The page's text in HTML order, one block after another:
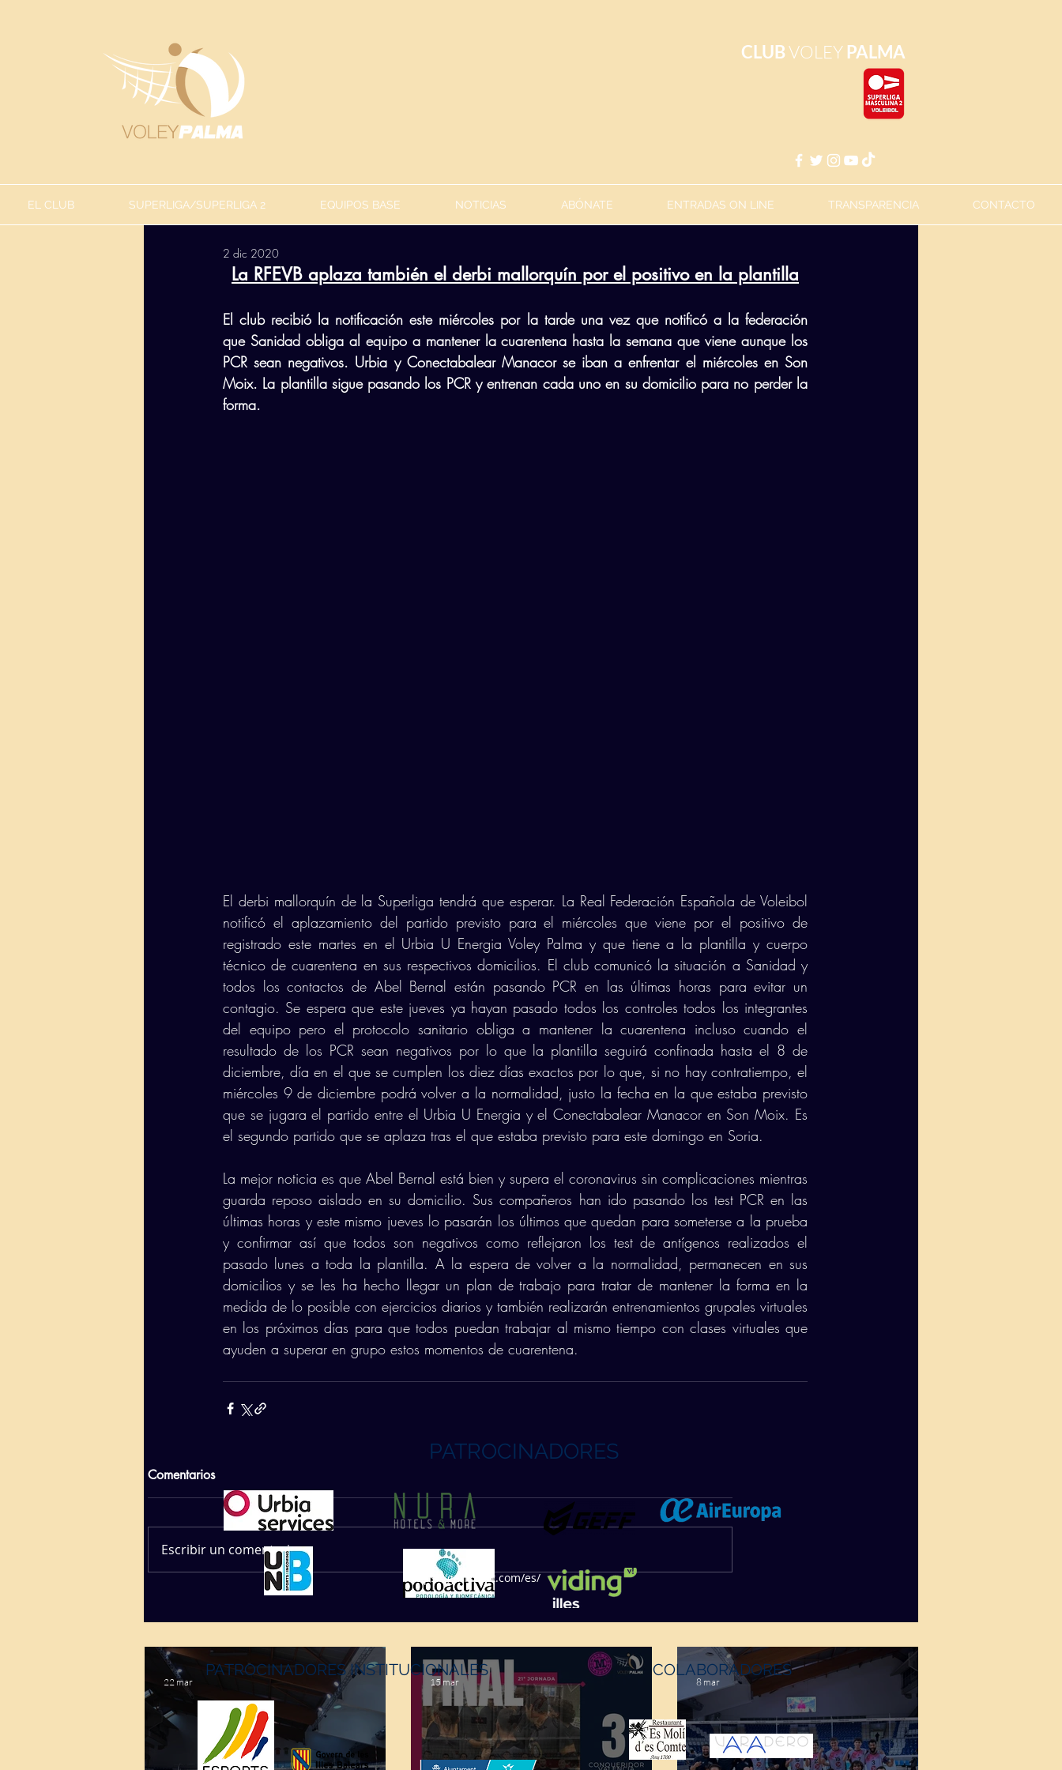
CLUBVOLEY PALMA
EL CLUB SUPERLIGA/SUPERLIGA 2 EQUIPOS BASE NOTICIAS ABÓNATE ENTRADAS ON LINE TRANSPARENCIA CONTACTO
2 dic 2020
La RFEVB aplaza también el derbi mallorquín por el positivo en la plantilla
El club recibió la notificación este miércoles por la tarde una vez que notificó a la federación
que Sanidad obliga al equipo a mantener la cuarentena hasta la semana que viene aunque los
PCR sean negativos. Urbia y Conectabalear Manacor se iban a enfrentar el miércoles en Son
Moix. La plantilla sigue pasando los PCR y entrenan cada uno en su domicilio para no perder la
forma.
El derbi mallorquín de la Superliga tendrá que esperar. La Real Federación Española de Voleibol
notificó el aplazamiento del partido previsto para el miércoles que viene por el positivo de
registrado este martes en el Urbia U Energia Voley Palma y que tiene a la plantilla y cuerpo
técnico de cuarentena en sus respectivos domicilios. El club comunicó la situación a Sanidad y
todos los contactos de Abel Bernal están pasando PCR en las últimas horas para evitar un
contagio. Se espera que este jueves ya hayan pasado todos los controles todos los integrantes
del equipo pero el protocolo sanitario obliga a mantener la cuarentena incluso cuando el
resultado de los PCR sean negativos por lo que la plantilla seguirá confinada hasta el 8 de
diciembre, día en el que se cumplen los diez días exactos por lo que, si no hay contratiempo, el
miércoles 9 de diciembre podrá volver a la normalidad, justo la fecha en la que estaba previsto
que se jugara el partido entre el Urbia U Energia y el Conectabalear Manacor en Son Moix. Es
el segundo partido que se aplaza tras el que estaba previsto para este domingo en Soria.
La mejor noticia es que Abel Bernal está bien y supera el coronavirus sin complicaciones mientras
guarda reposo aislado en su domicilio. Sus compañeros han ido pasando los test PCR en las
últimas horas y este mismo jueves lo pasarán los últimos que quedan para someterse a la prueba
y confirmar así que todos son negativos como reflejaron los test de antígenos realizados el
pasado lunes a toda la plantilla. A la espera de volver a la normalidad, permanecen en sus
domicilios y se les ha hecho llegar un plan de trabajo para tratar de mantener la forma en la
medida de lo posible con ejercicios diarios y también realizarán entrenamientos grupales virtuales
en los próximos días para que todos puedan trabajar al mismo tiempo con clases virtuales que
ayuden a superar en grupo estos momentos de cuarentena.
Comentarios
Escribir un comentario...
22 mar 15 mar 8 mar
PATROCINADORES
PATROCINADORES INSTITUCIONALES COLABORADORES
https://geffsport.com/es/